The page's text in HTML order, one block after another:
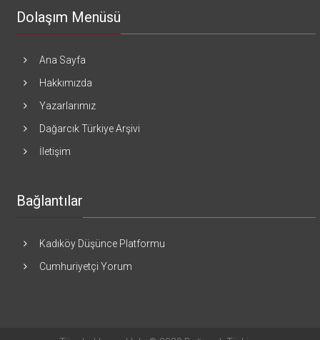
Dolaşım Menüsü
Ana Sayfa
Hakkımızda
Yazarlarımız
Dağarcık Türkiye Arşivi
İletişim
Bağlantılar
Kadıköy Düşünce Platformu
Cumhuriyetçi Yorum